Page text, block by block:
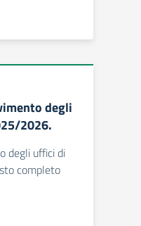
degli
2026.
degli uffici di
completo